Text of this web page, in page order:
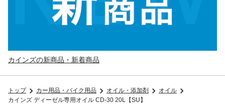
カインズの新商品・新着商品
トップ カー用品・バイク用品 オイル・添加剤
オイル
カインズ ディーゼル専用オイル CD-30 20L【SU】